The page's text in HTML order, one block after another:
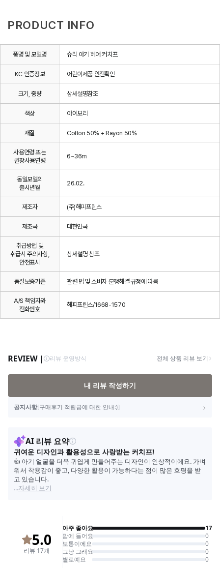
PRODUCT INFO
품명 및 모델명 슈리 아기 헤어 커치프
KC 인증정보 어린이제품 안전확인
크기, 중량 상세설명참조
색상 아이보리
재질 Cotton 50% + Rayon 50%
사용연령 또는
권장사용연령
6~36m
동일모델의
출시년월
26.02.
제조자 (주)해피프린스
제조국 대한민국
취급방법 및
취급시 주의사항,
안전표시
상세설명 참조
품질보증기준 관련 법 및 소비자 분쟁해결 규정에 따름
A/S 책임자와
전화번호
해피프린스/1668-1570